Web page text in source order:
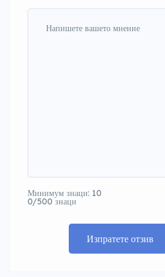
Минимум знаци: 10
0/500 знаци
Изпратете отзив